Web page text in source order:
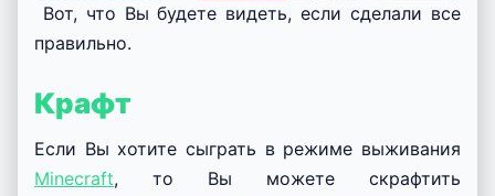
Вот, что Вы будете видеть, если сделали все
правильно.
Крафт
Если Вы хотите сыграть в режиме выживания
Minecraft, то Вы можете скрафтить